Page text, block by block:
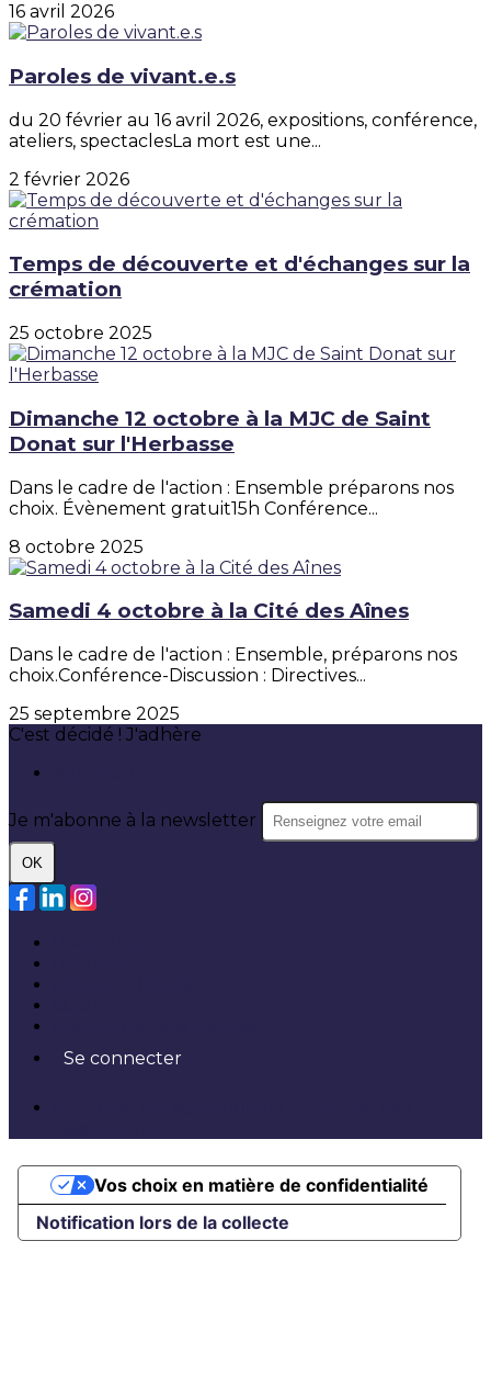
16 avril 2026
Paroles de vivant.e.s
du 20 février au 16 avril 2026, expositions, conférence,
ateliers, spectaclesLa mort est une...
2 février 2026
Temps de découverte et d'échanges sur la
crémation
25 octobre 2025
Dimanche 12 octobre à la MJC de Saint
Donat sur l'Herbasse
Dans le cadre de l'action : Ensemble préparons nos
choix. Évènement gratuit15h Conférence...
8 octobre 2025
Samedi 4 octobre à la Cité des Aînes
Dans le cadre de l'action : Ensemble, préparons nos
choix.Conférence-Discussion : Directives...
25 septembre 2025
C'est décidé ! J'adhère
Je m'abonne à la newsletter
OK
Se connecter
Notification lors de la collecte
Vos choix en matière de confidentialité